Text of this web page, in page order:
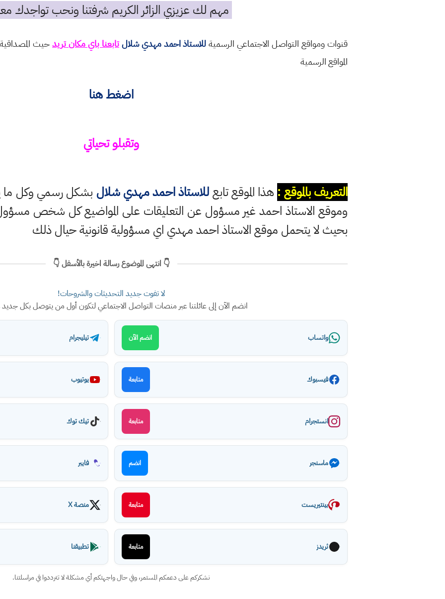
مهم لك عزيزي الزائر الكريم شرفتنا ونحب تواجدك
قنوات ومواقع التواصل الاجتماعي الرسميةللاستاذ احمد مهدي شلالتابعنا باي مكان تريدحيث
المواقع الرسمية
اضغط هنا
وتقبلو تحياتي
التعريف بالموقع : هذا الموقع تابعللاستاذ احمد مهدي شلال بشكل رسمي وكل ما
وموقع الاستاذ احمد غير مسؤول عن التعليقات على المواضيع كل شخص
بحيث لا يتحمل موقع الاستاذ احمد مهدي اي مسؤولية قانونية حيال ذلك
👇 انتهى الموضوع رسالة اخيرة بالأسفل 👇
لا تفوت جديد التحديثات والشروحات!
انضم الآن إلى عائلتنا عبر منصات التواصل الاجتماعي لتكون أول من يتوصل بكل
واتساب انضم الآن تيليجرام
فيسبوك متابعة يوتيوب
انستجرام متابعة تيك توك
ماسنجر انضم فايبر
بينتيريست متابعة منصة X
ثريدز متابعة تطبيقنا
نشكركم على دعمكم المستمر، وفي حال واجهتكم أي مشكلة لا تترددوا في مراسلتنا.